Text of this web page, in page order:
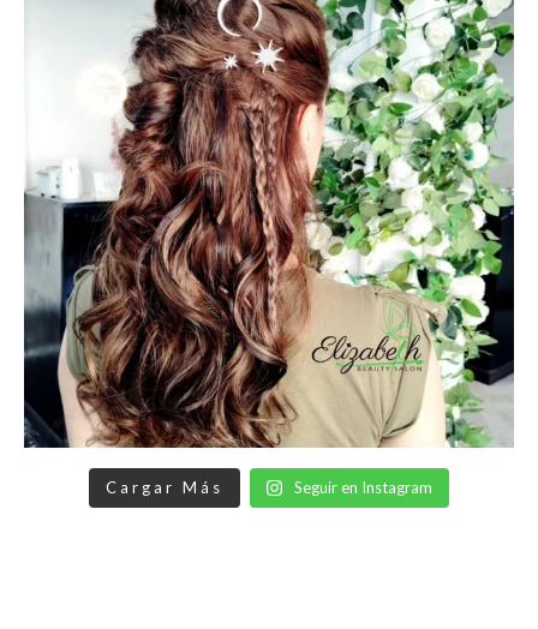
Cargar Más Seguir en Instagram